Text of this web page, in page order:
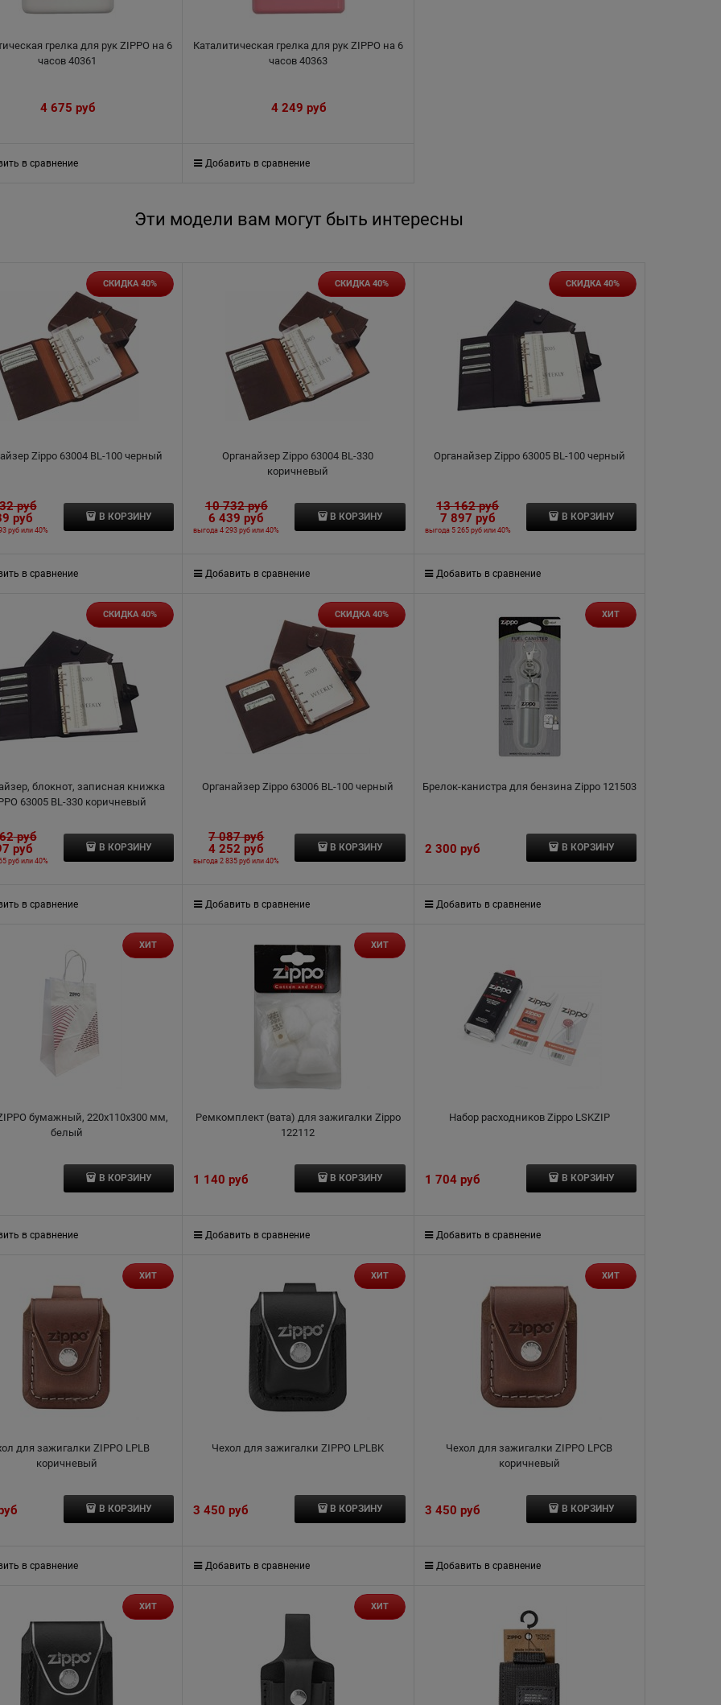
грелка для рук ZIPPO на 6
часов 40361
4 675 руб
в сравнение
Каталитическая грелка для рук ZIPPO на 6
часов 40363
4 249 руб
Добавить в сравнение
Эти модели вам могут быть интересны
Zippo 63004 BL-100 черный
СКИДКА 40%
руб
руб
рубили40%
В КОРЗИНУ
в сравнение
Органайзер Zippo 63004 BL-330
коричневый
СКИДКА 40%
10 732 руб
6 439 руб
выгода4 293 рубили40%
В КОРЗИНУ
Добавить в сравнение
Органайзер Zippo 63005 BL-100 черный
СКИДКА 40%
13 162 руб
7 897 руб
выгода 5 265 рубили40%
В КОРЗИНУ
Добавить в сравнение
блокнот, записная книжка
63005 BL-330 коричневый
СКИДКА 40%
руб
руб
рубили40%
В КОРЗИНУ
в сравнение
Органайзер Zippo 63006 BL-100 черный
СКИДКА 40%
7 087 руб
4 252 руб
выгода2 835 рубили40%
В КОРЗИНУ
Добавить в сравнение
Брелок-канистра для бензина Zippo 121503
ХИТ
2 300 руб В КОРЗИНУ
Добавить в сравнение
бумажный, 220x110x300 мм,
белый
ХИТ
В КОРЗИНУ
в сравнение
Ремкомплект (вата) для зажигалки Zippo
122112
ХИТ
1 140 руб В КОРЗИНУ
Добавить в сравнение
Набор расходников Zippo LSKZIP
1 704 руб В КОРЗИНУ
Добавить в сравнение
для зажигалки ZIPPO LPLB
коричневый
ХИТ
В КОРЗИНУ
в сравнение
Чехол для зажигалки ZIPPO LPLBK
ХИТ
3 450 руб В КОРЗИНУ
Добавить в сравнение
Чехол для зажигалки ZIPPO LPCB
коричневый
ХИТ
3 450 руб В КОРЗИНУ
Добавить в сравнение
ХИТ ХИТ